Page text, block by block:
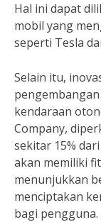
Hal ini dapat
mobil yang
seperti Tesla
Selain itu,
kendaraan
Company,
sekitar 15%
akan memiliki
menunjukkan
menciptakan
bagi pengguna.